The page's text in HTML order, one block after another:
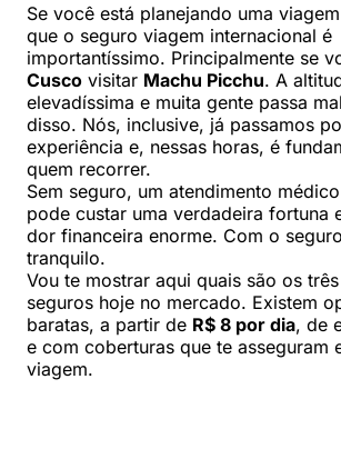
Se você está planejando uma
que o seguro viagem internacional é
importantíssimo. Principalmente se
Cusco visitar Machu Picchu. A
elevadíssima e muita gente passa
disso. Nós, inclusive, já passamos
experiência e, nessas horas, é
quem recorrer.
Sem seguro, um atendimento
pode custar uma verdadeira fortuna
dor financeira enorme. Com o
tranquilo.
Vou te mostrar aqui quais são os
seguros hoje no mercado. Existem
baratas, a partir de R$ 8 por dia, de
e com coberturas que te asseguram
viagem.